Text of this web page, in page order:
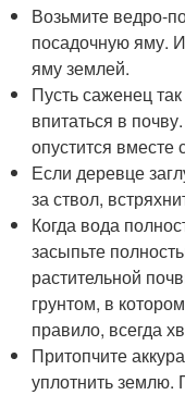
Возьмите ведро-
посадочную яму.
яму землей.
Пусть саженец
впитаться в
опустится вместе
Если деревце
за ствол,
Когда вода
засыпьте
растительной
грунтом, в
правило, всегда
Притопчите
уплотнить землю.